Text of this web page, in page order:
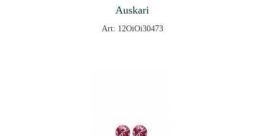
Auskari
Art: 12OiOi30473